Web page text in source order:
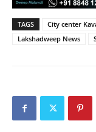
TAGS City center
Lakshadweep News